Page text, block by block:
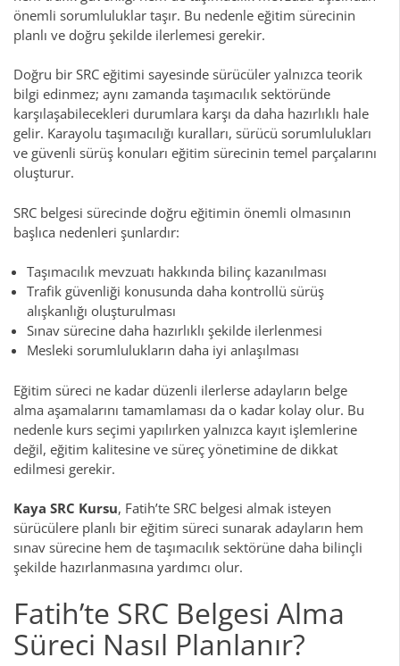
önemli sorumluluklar taşır. Bu nedenle eğitim sürecinin
planlı ve doğru şekilde ilerlemesi gerekir.
Doğru bir SRC eğitimi sayesinde sürücüler yalnızca teorik
bilgi edinmez; aynı zamanda taşımacılık sektöründe
karşılaşabilecekleri durumlara karşı da daha hazırlıklı hale
gelir. Karayolu taşımacılığı kuralları, sürücü sorumlulukları
ve güvenli sürüş konuları eğitim sürecinin temel parçalarını
oluşturur.
SRC belgesi sürecinde doğru eğitimin önemli olmasının
başlıca nedenleri şunlardır:
Taşımacılık mevzuatı hakkında bilinç kazanılması
Trafik güvenliği konusunda daha kontrollü sürüş
alışkanlığı oluşturulması
Sınav sürecine daha hazırlıklı şekilde ilerlenmesi
Mesleki sorumlulukların daha iyi anlaşılması
Eğitim süreci ne kadar düzenli ilerlerse adayların belge
alma aşamalarını tamamlaması da o kadar kolay olur. Bu
nedenle kurs seçimi yapılırken yalnızca kayıt işlemlerine
değil, eğitim kalitesine ve süreç yönetimine de dikkat
edilmesi gerekir.
Kaya SRC Kursu, Fatih’te SRC belgesi almak isteyen
sürücülere planlı bir eğitim süreci sunarak adayların hem
sınav sürecine hem de taşımacılık sektörüne daha bilinçli
şekilde hazırlanmasına yardımcı olur.
Fatih’te SRC Belgesi Alma
Süreci Nasıl Planlanır?